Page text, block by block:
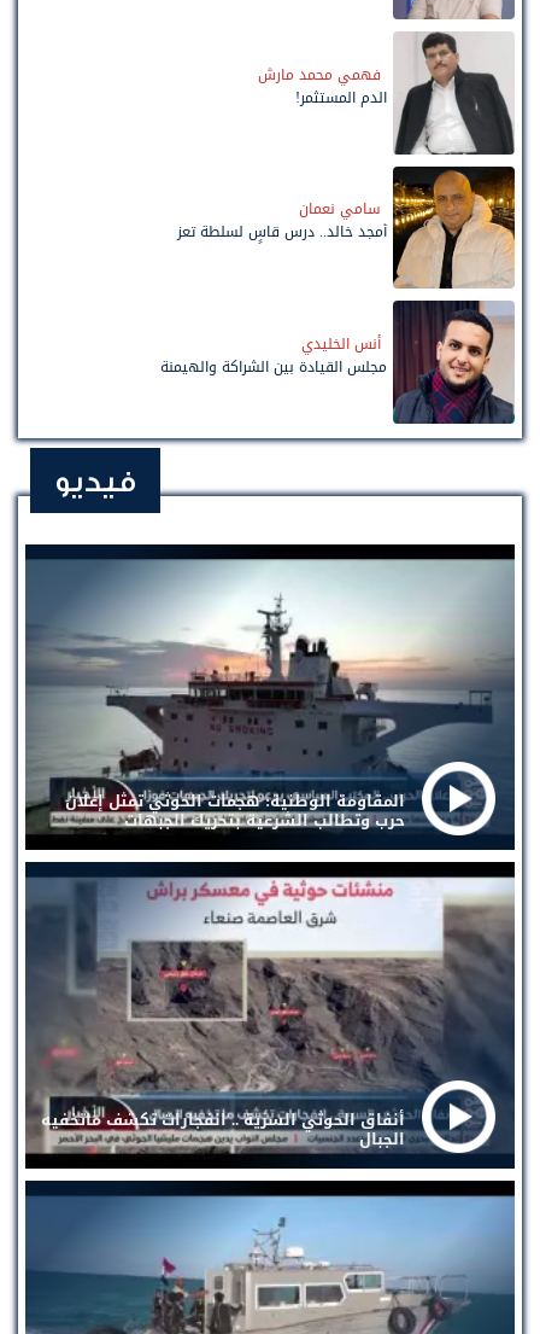
فهمي محمد مارش
الدم المستثمر!
سامي نعمان
أمجد خالد.. درس قاسٍ لسلطة تعز
أنس الخليدي
مجلس القيادة بين الشراكة والهيمنة
فيديو
المقاومة الوطنية: هجمات الحوثي تمثل إعلان
حرب وتطالب الشرعية بتحريك الجبهات
أنفاق الحوثي السرية .. انفجارات تكشف ماتخفيه
الجبال